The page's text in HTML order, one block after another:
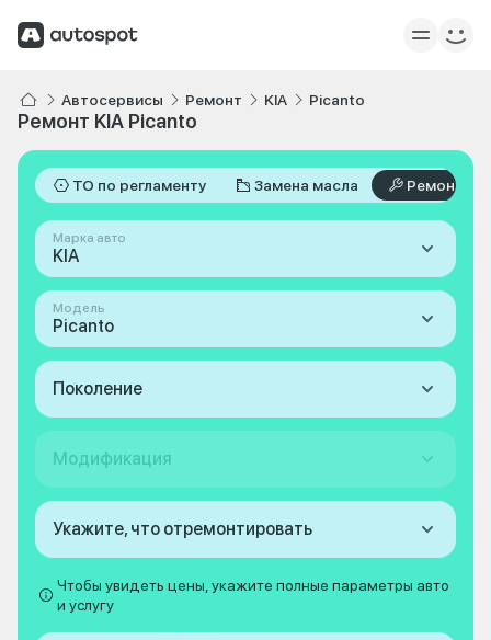
Автосервисы Ремонт KIA Picanto
Ремонт KIA Picanto
ТО по регламенту Замена масла Ремонт
Марка авто
KIA
Модель
Picanto
Поколение
Модификация
Укажите, что отремонтировать
Чтобы увидеть цены, укажите полные параметры авто
и услугу